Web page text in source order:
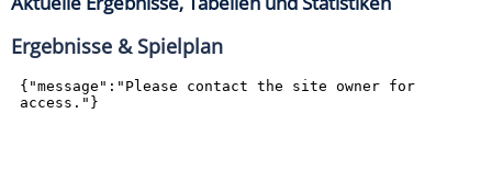
Ergebnisse & Spielplan